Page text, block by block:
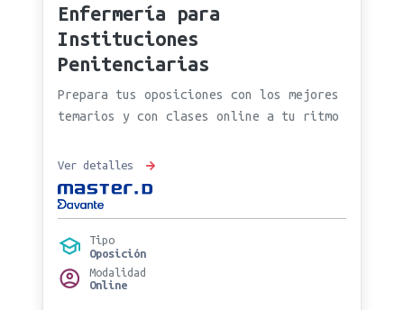
Enfermería para
Instituciones
Penitenciarias
Prepara tus oposiciones con los mejores
temarios y con clases online a tu ritmo
Ver detalles
Tipo
Oposición
Modalidad
Online